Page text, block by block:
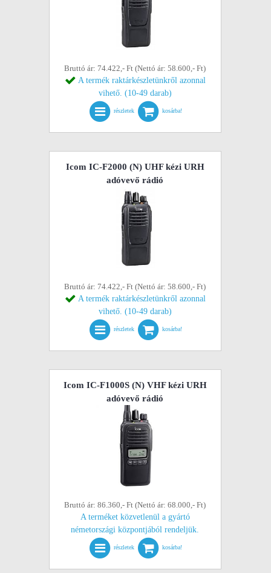
Bruttó ár: 74.422,- Ft (Nettó ár: 58.600,- Ft)
A termék raktárkészletünkről azonnal
vihető. (10-49 darab)
részletek kosárba!
Icom IC-F2000 (N) UHF kézi URH
adóvevő rádió
Bruttó ár: 74.422,- Ft (Nettó ár: 58.600,- Ft)
A termék raktárkészletünkről azonnal
vihető. (10-49 darab)
részletek kosárba!
Icom IC-F1000S (N) VHF kézi URH
adóvevő rádió
Bruttó ár: 86.360,- Ft (Nettó ár: 68.000,- Ft)
A terméket közvetlenül a gyártó
németországi központjából rendeljük.
részletek kosárba!